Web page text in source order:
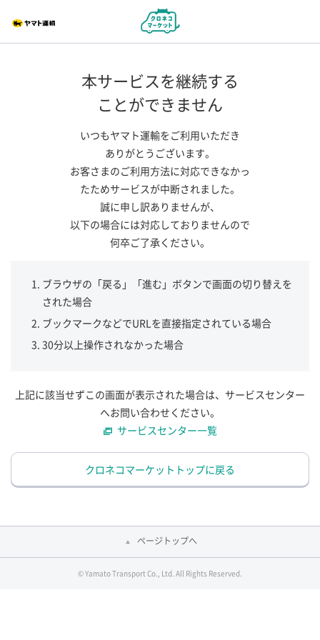
本サービスを継続する
ことができません
いつもヤマト運輸をご利用いただき
ありがとうございます。
お客さまのご利用方法に対応できなかっ
たためサービスが中断されました。
誠に申し訳ありませんが、
以下の場合には対応しておりませんので
何卒ご了承ください。
ブラウザの「戻る」「進む」ボタンで画面の切り替えを
された場合
ブックマークなどでURLを直接指定されている場合
30分以上操作されなかった場合
上記に該当せずこの画面が表示された場合は、サービスセンター
へお問い合わせください。
サービスセンター一覧
クロネコマーケットトップに戻る
ページトップへ
© Yamato Transport Co., Ltd. All Rights Reserved.